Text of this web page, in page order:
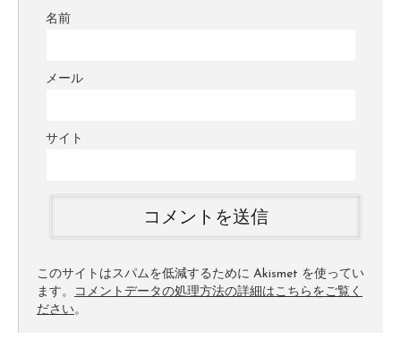
名前
メール
サイト
このサイトはスパムを低減するために Akismet を使ってい
ます。
コメントデータの処理方法の詳細はこちらをご覧く
ださい。